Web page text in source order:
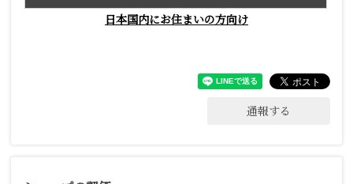
日本国内にお住まいの方向け
通報する